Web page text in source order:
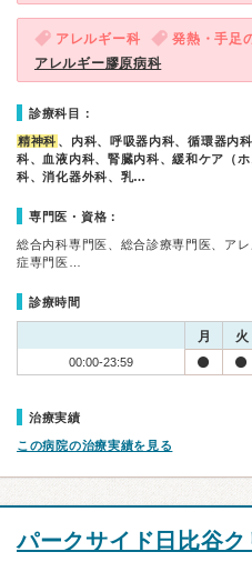
アレルギー科 発熱・手足
アレルギー膠原病科
診療科目：
精神科 、内科、呼吸器内科、循環器内
科、血液内科、腎臓内科、緩和ケア（
科、消化器外科、乳…
専門医・資格：
総合内科専門医、総合診療専門医、ア
症専門医…
診療時間
月 火
00:00-23:59
治療実績
この病院の治療実績を見る
パークサイド日比谷ク